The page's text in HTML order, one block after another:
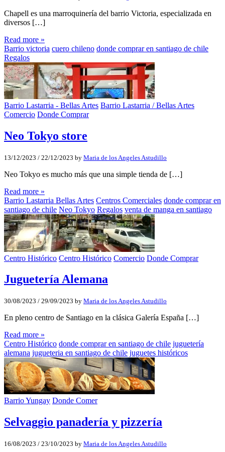
Chapell es una marroquinería del barrio Victoria, especializada en
diversos […]
Read more »
Barrio victoria cuero chileno donde comprar en santiago de chile
Regalos
Barrio Lastarria - Bellas Artes Barrio Lastarria / Bellas Artes
Comercio Donde Comprar
Neo Tokyo store
13/12/2023 / 22/12/2023 by Maria de los Angeles Astudillo
Neo Tokyo es mucho más que una simple tienda de […]
Read more »
Barrio Lastarria Bellas Artes Centros Comerciales donde comprar en
santiago de chile Neo Tokyo Regalos venta de manga en santiago
Centro Histórico Centro Histórico Comercio Donde Comprar
Juguetería Alemana
30/08/2023 / 29/09/2023 by Maria de los Angeles Astudillo
En pleno centro de Santiago en la clásica Galería España […]
Read more »
Centro Histórico donde comprar en santiago de chile juguetería
alemana jugueteria en santiago de chile juguetes históricos
Barrio Yungay Donde Comer
Selvaggio panadería y pizzería
16/08/2023 / 23/10/2023 by Maria de los Angeles Astudillo